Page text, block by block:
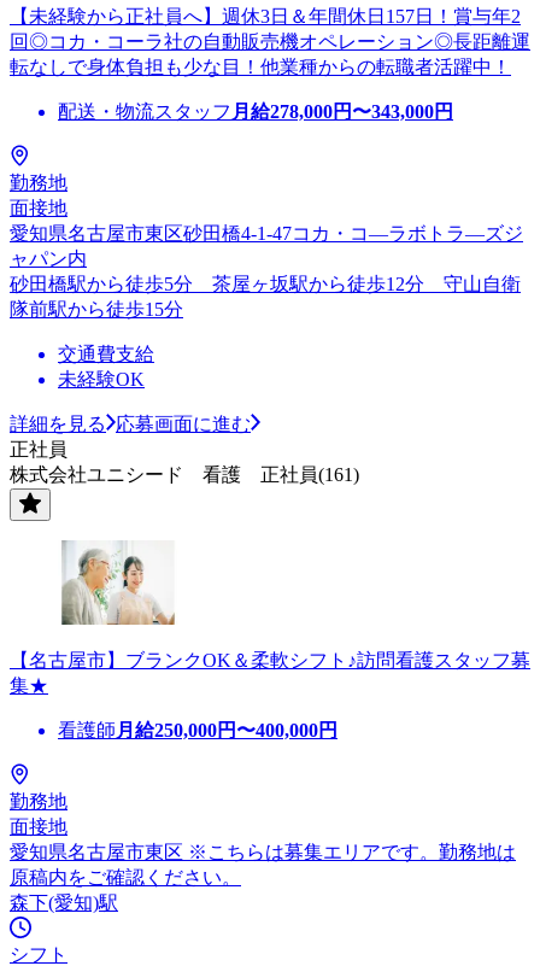
【未経験から正社員へ】週休3日＆年間休日157日！賞与年2
回◎コカ・コーラ社の自動販売機オペレーション◎長距離運
転なしで身体負担も少な目！他業種からの転職者活躍中！
配送・物流スタッフ 月給278,000円〜343,000円
勤務地
面接地
愛知県名古屋市東区砂田橋4-1-47コカ・コ―ラボトラ―ズジ
ャパン内
砂田橋駅から徒歩5分 茶屋ヶ坂駅から徒歩12分 守山自衛
隊前駅から徒歩15分
交通費支給
未経験OK
詳細を見る
応募画面に進む
正社員
株式会社ユニシード 看護 正社員(161)
【名古屋市】ブランクOK＆柔軟シフト♪訪問看護スタッフ募
集★
看護師 月給250,000円〜400,000円
勤務地
面接地
愛知県名古屋市東区 ※こちらは募集エリアです。勤務地は
原稿内をご確認ください。
森下(愛知)駅
シフト